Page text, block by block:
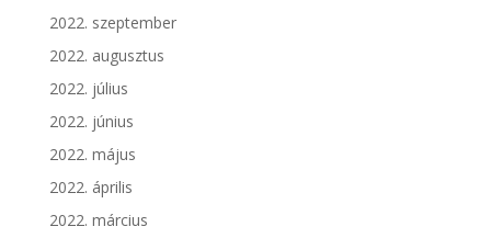
2022. szeptember
2022. augusztus
2022. július
2022. június
2022. május
2022. április
2022. március